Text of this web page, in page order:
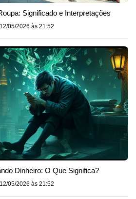
Significado e Interpretações
12/05/2026 às 21:52
Dinheiro: O Que Significa?
12/05/2026 às 21:52